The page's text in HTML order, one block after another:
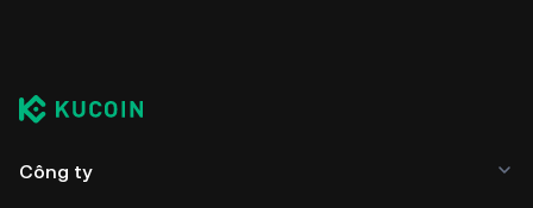
Công ty